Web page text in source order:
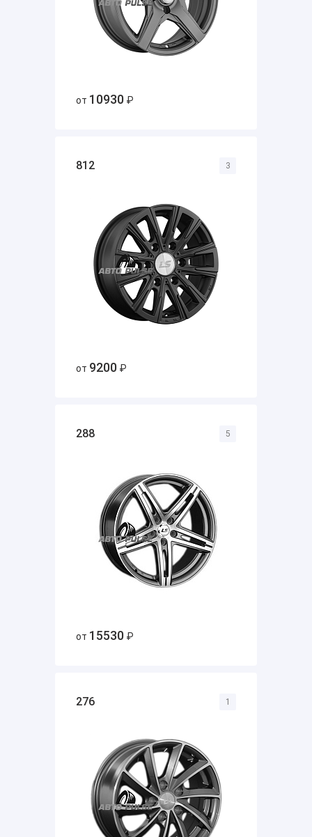
от 10930 ₽
812
от 9200 ₽
3
288
от 15530 ₽
5
276 1